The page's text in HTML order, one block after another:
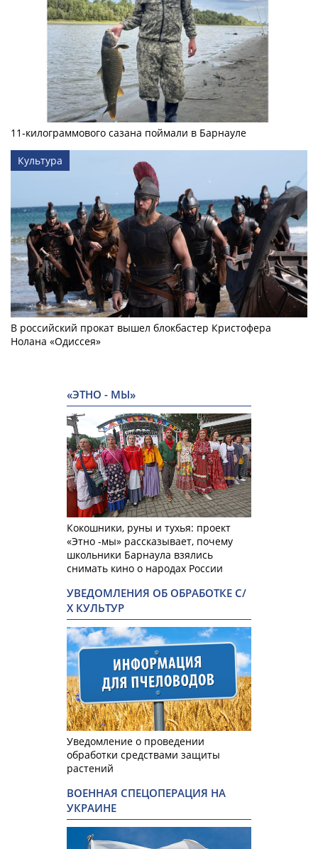
11-килограммового сазана поймали в Барнауле
Культура
В российский прокат вышел блокбастер Кристофера
Нолана «Одиссея»
«ЭТНО - МЫ»
Кокошники, руны и тухья: проект
«Этно -мы» рассказывает, почему
школьники Барнаула взялись
снимать кино о народах России
УВЕДОМЛЕНИЯ ОБ ОБРАБОТКЕ С/
Х КУЛЬТУР
Уведомление о проведении
обработки средствами защиты
растений
ВОЕННАЯ СПЕЦОПЕРАЦИЯ НА
УКРАИНЕ